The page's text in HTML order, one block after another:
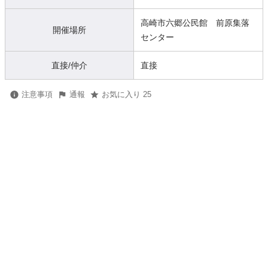
開催場所
高崎市六郷公民館 前原集落
センター
直接/仲介 直接
注意事項 通報 お気に入り 25